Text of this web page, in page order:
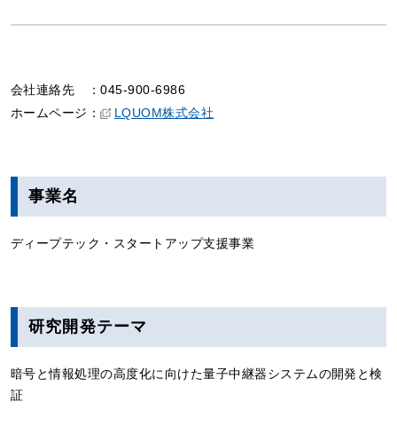
会社連絡先
：045-900-6986
ホームページ：
LQUOM株式会社
事業名
ディープテック・スタートアップ支援事業
研究開発テーマ
暗号と情報処理の高度化に向けた量子中継器システムの開発と検
証